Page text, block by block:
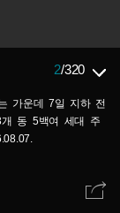
2/320
가운데 7일 지하 전
동 5백여 세대 주